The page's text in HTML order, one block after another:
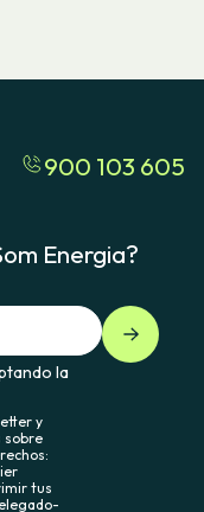
900 103 605
Energia?
la
y
sobre
tus